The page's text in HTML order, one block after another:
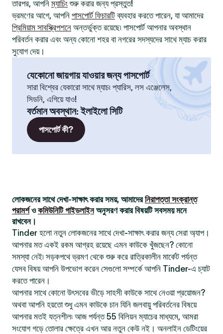
তারপর, আপনিম্যাচিং শুরু করার জন্য প্রস্তুত!
ভ্রমণের আগে, আপনি পাসপোর্ট ফিচারটিব্যবহার করতে পারেন, যা আমাদের
প্রিমিয়াম সাবস্ক্রিপশনে অন্তর্ভুক্ত রয়েছে৷ পাসপোর্ট আপনার অবস্থান
পরিবর্তন করার এবং অন্য কোনো শহর বা নগরের সদস্যদের সাথে ম্যাচ করার
সুযোগ দেয়।
যেকোনো জায়গায় যাওয়ার জন্য পাসপোর্ট
সারা বিশ্বের যেকারো সাথে ম্যাচ৷ প্যারিস, লস এঞ্জেলেস,
সিডনি, এগিয়ে যাও!
বর্তমান অবস্থান:ইলাইলো সিটি
পাসপোর্ট কী?
লোকজনের সাথে দেখা-সাক্ষাৎ করার সময়, আমাদেরনিরাপত্তা সংক্রান্ত
পরামর্শওকমিউনিটি গাইডলাইনঅনুসরণ করার বিষয়টি সবসময় মনে
রাখবেন।
Tinder হলো নতুন লোকজনের সাথে দেখা-সাক্ষাৎ করার জন্য সেরা অ্যাপ।
আপনার মত একই রকম আগ্রহ রয়েছে এমন কাউকে খুঁজছেন? কোনো
সমস্যা নেই৷ সড়কপথে ভ্রমণ থেকে শুরু করে রাত্রিকালীন মার্কেট পর্যন্ত
যেসব বিষয় আপনি উপভোগ করেন সেগুলো সম্পর্কে আপনি Tinder-এ চ্যাট
করতে পারেন।
আপনার সাথে কোনো উৎসবের ভীড়ে সাহসী কাউকে সাথে নেওয়া প্রয়োজন?
অথবা আপনি হয়তো শুধু এমন কাউকে চান যিনি জলবায়ু পরিবর্তনের বিষয়ে
আপনার মতই যত্নশীল৷ আজ পর্যন্ত 55 বিলিয়ন ম্যাচের মাধ্যমে, আমরা
সংযোগ গড়ে তোলার ক্ষেত্রে এখন আর নতুন কেউ নই। অনলাইন ডেটিংয়ের